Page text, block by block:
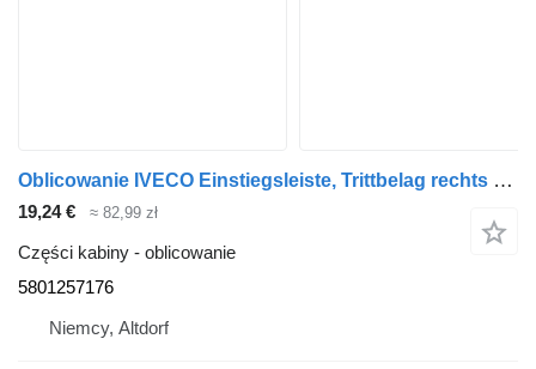
Oblicowanie IVECO Einstiegsleiste, Trittbelag rechts 5801257176 do dostawczego IVECO Daily IV
19,24 € ≈ 82,99 zł
Części kabiny - oblicowanie
5801257176
Niemcy, Altdorf